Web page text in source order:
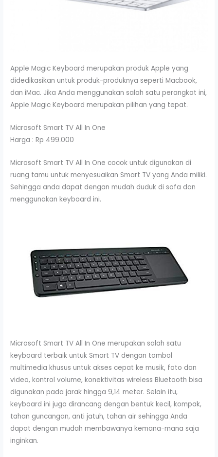
Apple Magic Keyboard merupakan produk Apple yang
didedikasikan untuk produk-produknya seperti Macbook,
dan iMac. Jika Anda menggunakan salah satu perangkat ini,
Apple Magic Keyboard merupakan pilihan yang tepat.
Microsoft Smart TV All In One
Harga : Rp 499.000
Microsoft Smart TV All In One cocok untuk digunakan di
ruang tamu untuk menyesuaikan Smart TV yang Anda miliki.
Sehingga anda dapat dengan mudah duduk di sofa dan
menggunakan keyboard ini.
Microsoft Smart TV All In One merupakan salah satu
keyboard terbaik untuk Smart TV dengan tombol
multimedia khusus untuk akses cepat ke musik, foto dan
video, kontrol volume, konektivitas wireless Bluetooth bisa
digunakan pada jarak hingga 9,14 meter. Selain itu,
keyboard ini juga dirancang dengan bentuk kecil, kompak,
tahan guncangan, anti jatuh, tahan air sehingga Anda
dapat dengan mudah membawanya kemana-mana saja
inginkan.